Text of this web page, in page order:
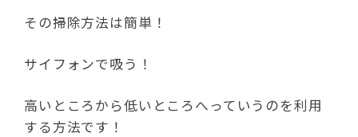
その掃除方法は簡単！
サイフォンで吸う！
高いところから低いところへっていうのを利用
する方法です！